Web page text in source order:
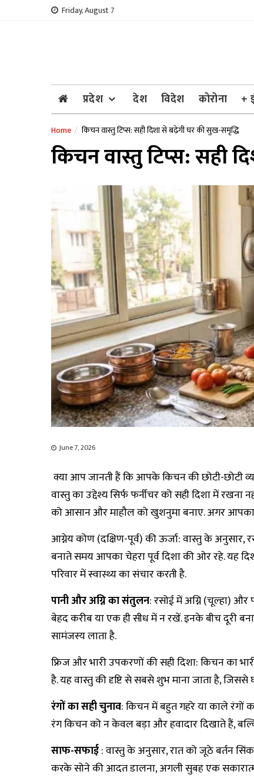
Friday, August 7
प्रदेश देश विदेश कोरोना +
Home किचन वास्तु टिप्स: सही दिशा से बढ़ेगी घर की सुख-समृद्धि
किचन वास्तु टिप्स: सही
June 7, 2026
क्या आप जानती हैं कि आपके किचन की छोटी-छोटी
वास्तु का उद्देश्य सिर्फ फर्नीचर को सही दिशा में
को आसान और माहौल को खुशनुमा बनाए. अगर
आग्नेय कोण (दक्षिण-पूर्व) की ऊर्जा: वास्तु के
बनाते समय आपका चेहरा पूर्व दिशा की ओर रहे. यह
परिवार में स्वास्थ्य का संचार करती है.
पानी और अग्नि का संतुलन: रसोई में अग्नि (चूल्हा)
बेहद करीब या एक ही सीध में न रखें. इनके बीच दूरी
सामंजस्य लाता है.
फ्रिज और भारी उपकरणों की सही दिशा: किचन का
है. यह वास्तु की दृष्टि से सबसे शुभ माना जाता है, जिससे
रंगों का सही चुनाव: किचन में बहुत गहरे या काले रंगों
रंग किचन को न केवल बड़ा और हवादार दिखाते हैं,
साफ-सफाई: वास्तु के अनुसार, रात को जूठे बर्तन
करके सोने की आदत डालना, अगली सुबह एक